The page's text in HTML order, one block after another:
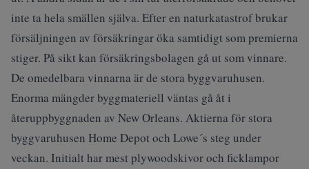
inte ta hela smällen själva. Efter en naturkatastrof brukar
försäljningen av försäkringar öka samtidigt som premierna
stiger. På sikt kan försäkringsbolagen gå ut som vinnare.
De omedelbara vinnarna är de stora byggvaruhusen.
Enorma mängder byggmateriell väntas gå åt i
återuppbyggnaden av New Orleans. Aktierna för stora
byggvaruhusen Home Depot och Lowe´s steg under
veckan. Initialt har mest plywoodskivor och ficklampor